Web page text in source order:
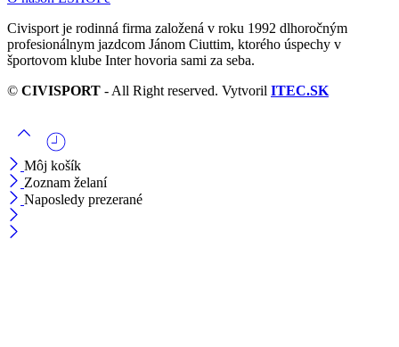
Civisport je rodinná firma založená v roku 1992 dlhoročným
profesionálnym jazdcom Jánom Ciuttim, ktorého úspechy v
športovom klube Inter hovoria sami za seba.
© CIVISPORT - All Right reserved. Vytvoril ITEC.SK
Môj košík
Zoznam želaní
Naposledy prezerané